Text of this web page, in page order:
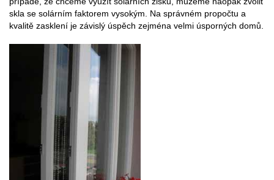
skla se solárním faktorem vysokým. Na správném propočtu a
kvalitě zasklení je závislý úspěch zejména velmi úsporných domů.